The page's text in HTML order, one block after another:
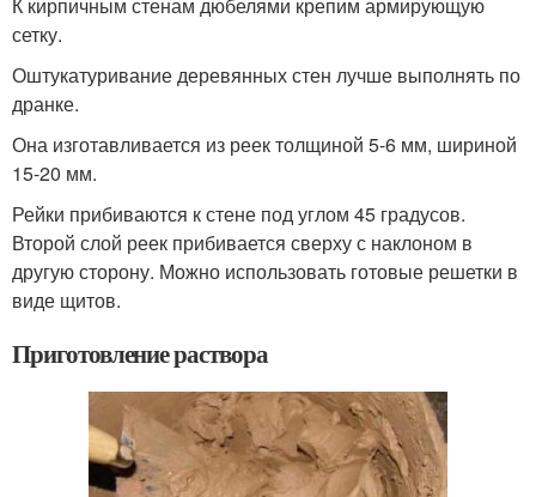
сетку.
Оштукатуривание деревянных стен лучше выполнять по
дранке.
Она изготавливается из реек толщиной 5-6 мм, шириной
15-20 мм.
Рейки прибиваются к стене под углом 45 градусов.
Второй слой реек прибивается сверху с наклоном в
другую сторону. Можно использовать готовые решетки в
виде щитов.
Приготовление раствора